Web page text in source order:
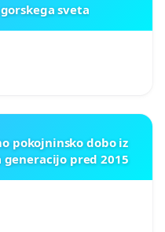
sveta
pokojninsko dobo iz
pred 2015